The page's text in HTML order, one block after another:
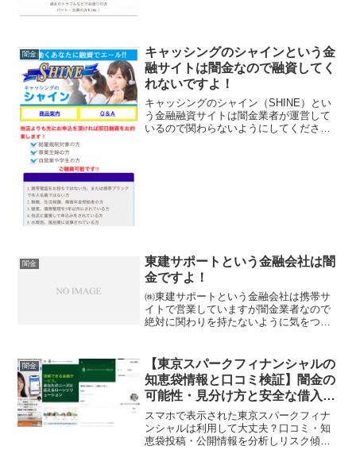
闇金
キャッシングのシャインという金
融サイトは闇金なので融資してく
れないですよ！
キャッシングのシャイン（SHINE）とい
う金融融資サイトは闇金業者が運営して
いるので関わらないようにしてくださ
闇金
東建サポートという金融会社は闇
金ですよ！
㈱東建サポートという金融会社は携帯サ
イトで営業していますが闇金業者なので
絶対に関わりを持たないように気をつけ
よ！会社名：東建サポート住所：東京都
千代田区神田駿河台2...
闇金
【東京スパークフィナンシャルの
知恵袋情報と口コミ検証】闇金の
可能性・見分け方と安全な借入方
法
スマホで表示された東京スパークフィナ
ンシャルは利用して大丈夫？口コミ・知
恵袋投稿・公開情報を分析しリスク傾向